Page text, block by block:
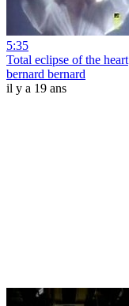
5:35
Total eclipse of the heart
bernard bernard
il y a 19 ans